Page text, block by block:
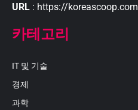
URL : https://koreascoop.com
카테고리
IT 및 기술
경제
과학